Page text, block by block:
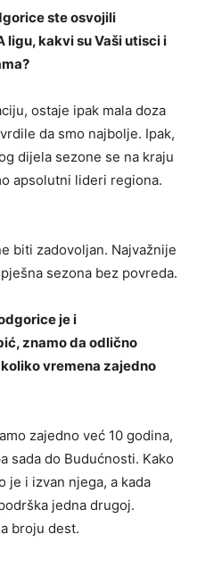
ste osvojili
ligu, kakvi su Vaši utisci i
ostaje ipak mala doza
da smo najbolje. Ipak,
dijela sezone se na kraju
apsolutni lideri regiona.
biti zadovoljan. Najvažnije
sezona bez povreda.
je i
znamo da odlično
vremena zajedno
zajedno već 10 godina,
sada do Budućnosti. Kako
je i izvan njega, a kada
jedna drugoj.
broju dest.